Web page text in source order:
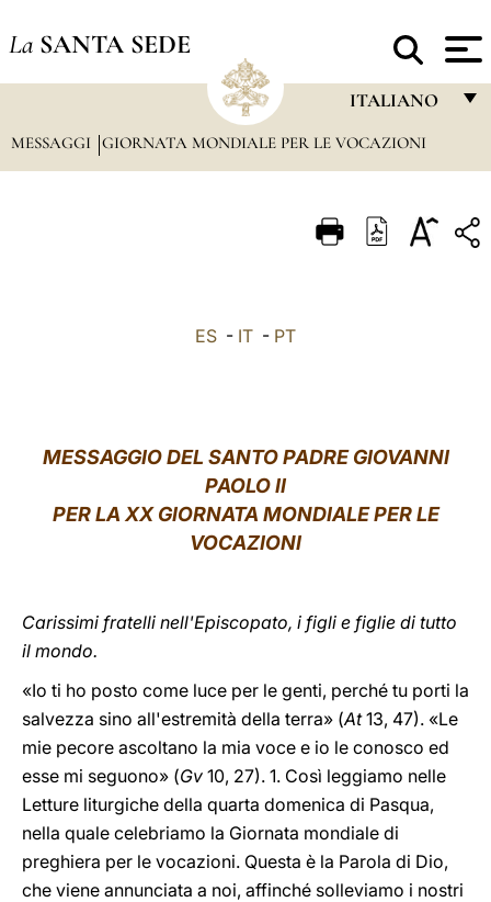
La SANTA SEDE
ITALIANO
FRANÇAIS
ITALIANO
LATINE
MESSAGGI GIORNATA MONDIALE PER LE VOCAZIONI
ES - IT - PT
MESSAGGIO DEL SANTO PADRE GIOVANNI
PAOLO II
PER LA XX GIORNATA MONDIALE PER LE
VOCAZIONI
Carissimi fratelli nell'Episcopato, i figli e figlie di tutto
il mondo.
«Io ti ho posto come luce per le genti, perché tu porti la
salvezza sino all'estremità della terra» (At13, 47). «Le
mie pecore ascoltano la mia voce e io le conosco ed
esse mi seguono» (Gv 10, 27). 1. Così leggiamo nelle
Letture liturgiche della quarta domenica di Pasqua,
nella quale celebriamo la Giornata mondiale di
preghiera per le vocazioni. Questa è la Parola di Dio,
che viene annunciata a noi, affinché solleviamo i nostri